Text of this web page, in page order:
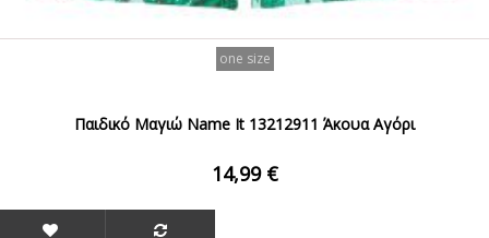
one size
Παιδικό Μαγιώ Name It 13212911 Άκουα Αγόρι
14,99 €